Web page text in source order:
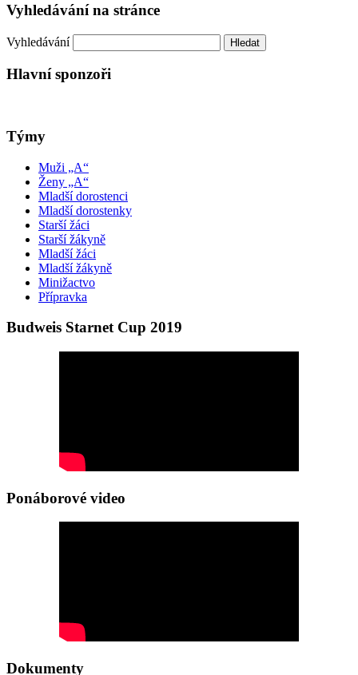
Vyhledávání na stránce
Vyhledávání
Hlavní sponzoři
Týmy
Muži „A“
Ženy „A“
Mladší dorostenci
Mladší dorostenky
Starší žáci
Starší žákyně
Mladší žáci
Mladší žákyně
Minižactvo
Přípravka
Budweis Starnet Cup 2019
Ponáborové video
Dokumenty